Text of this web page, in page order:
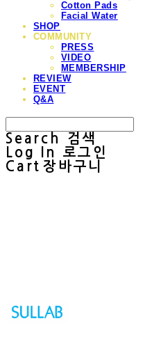
Cotton Pads
Facial Water
SHOP
COMMUNITY
PRESS
VIDEO
MEMBERSHIP
REVIEW
EVENT
Q&A
Search
검색
Log In
로그인
Cart 장바구니